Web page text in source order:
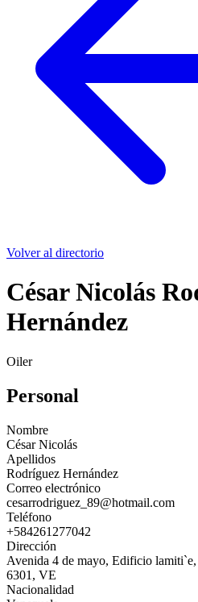
Volver al directorio
César Nicolás
Hernández
Oiler
Personal
Nombre
César Nicolás
Apellidos
Rodríguez Hernández
Correo electrónico
cesarrodriguez_89@hotmail.com
Teléfono
+584261277042
Dirección
Avenida 4 de mayo, Edificio
6301, VE
Nacionalidad